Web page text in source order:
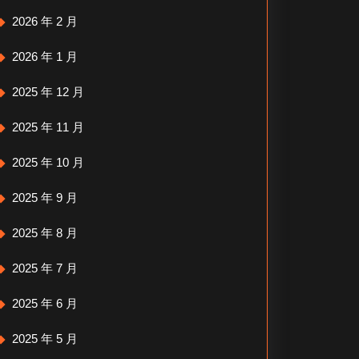
2026 年 2 月
2026 年 1 月
2025 年 12 月
2025 年 11 月
2025 年 10 月
2025 年 9 月
2025 年 8 月
2025 年 7 月
2025 年 6 月
2025 年 5 月